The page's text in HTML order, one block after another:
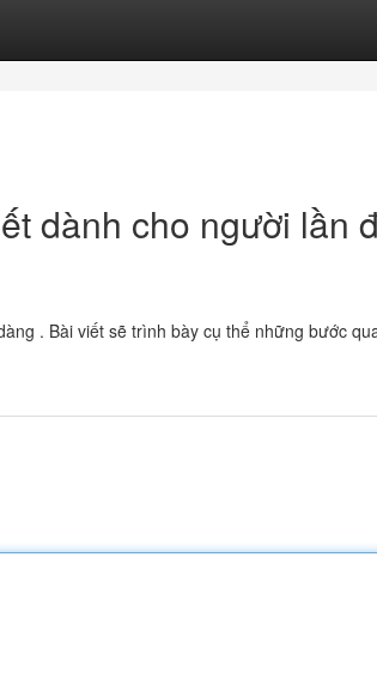
dành cho người lần
. Bài viết sẽ trình bày cụ thể những bước